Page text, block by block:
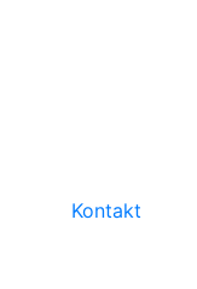
Kontakt